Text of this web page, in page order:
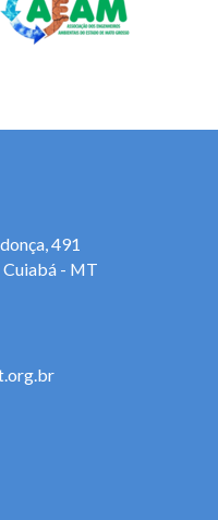
491
- MT